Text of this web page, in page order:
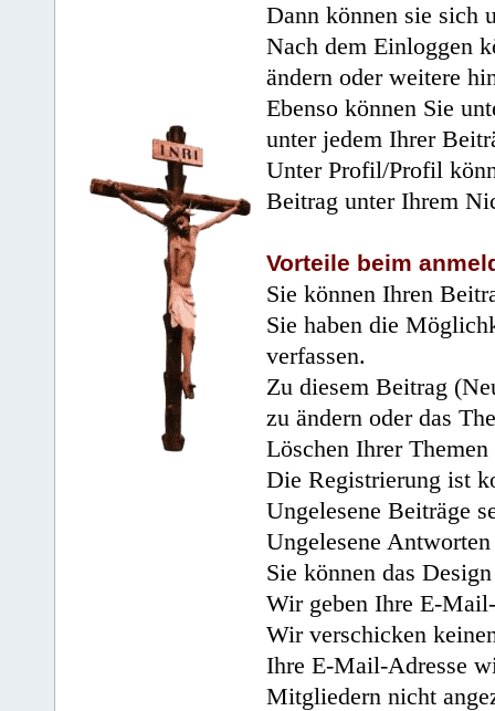
Dann können sie sich
Nach dem Einloggen
ändern oder weitere
Ebenso können Sie
unter jedem Ihrer
Unter Profil/Profil
Beitrag unter Ihrem
Vorteile beim
Sie können Ihren
Sie haben die
verfassen.
Zu diesem Beitrag
zu ändern oder das
Löschen Ihrer
Die Registrierung ist
Ungelesene Beiträge
Ungelesene
Sie können das
Wir geben Ihre E-
Wir verschicken
Ihre E-Mail-Adresse
Mitgliedern nicht